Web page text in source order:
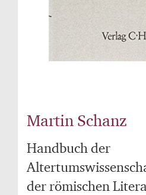
Martin Schanz
Handbuch der
der römischen